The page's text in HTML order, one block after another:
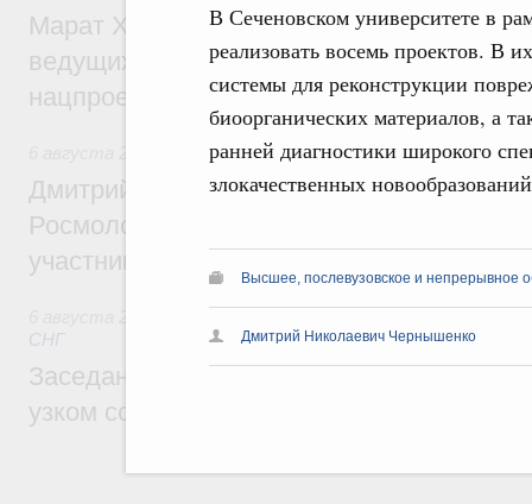
В Сеченовском университете в
реализовать восемь проектов. В
системы для реконструкции
биоорганических материалов, а
ранней диагностики широкого
злокачественных
Высшее, послевузовское и непрерывное
Дмитрий Николаевич Чернышенко
Марат Хуснуллин: Порядка 200
ведущих к спортивным объектам,
нацпроекту «Инфраструктура для
Молодёжная политика
Дмитрий Чернышенко, Сергей Кравцов и
Росмолодёжи Григорий Гуров
участников проекта «Кольцо открытий»
СНГ
Заседание Евразийского
узком составе